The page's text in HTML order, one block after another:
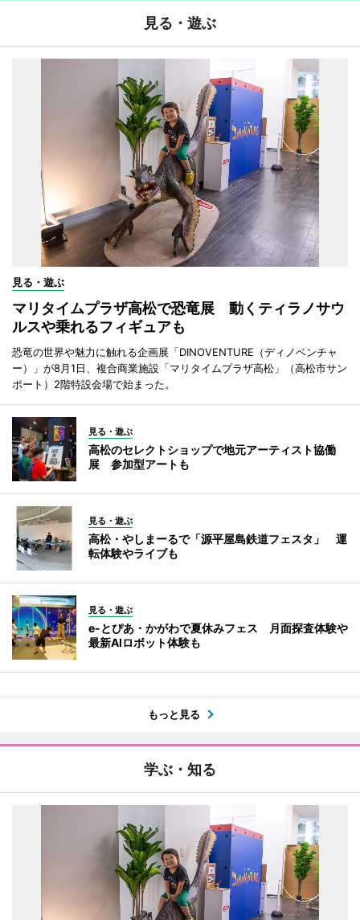
見る・遊ぶ
見る・遊ぶ
マリタイムプラザ高松で恐竜展 動くティラノサウ
ルスや乗れるフィギュアも
恐竜の世界や魅力に触れる企画展「DINOVENTURE（ディノベンチャ
ー）」が8月1日、複合商業施設「マリタイムプラザ高松」（高松市サン
ポート）2階特設会場で始まった。
見る・遊ぶ
高松のセレクトショップで地元アーティスト協働
展 参加型アートも
見る・遊ぶ
高松・やしまーるで「源平屋島鉄道フェスタ」 運
転体験やライブも
見る・遊ぶ
e-とぴあ・かがわで夏休みフェス 月面探査体験や
最新AIロボット体験も
もっと見る
学ぶ・知る